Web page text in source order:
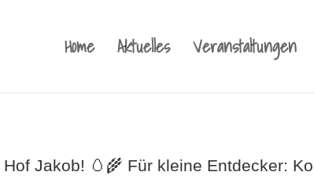
Home Aktuelles Veranstaltungen
Jakob! 🥚🌾 Für kleine Entdecker: